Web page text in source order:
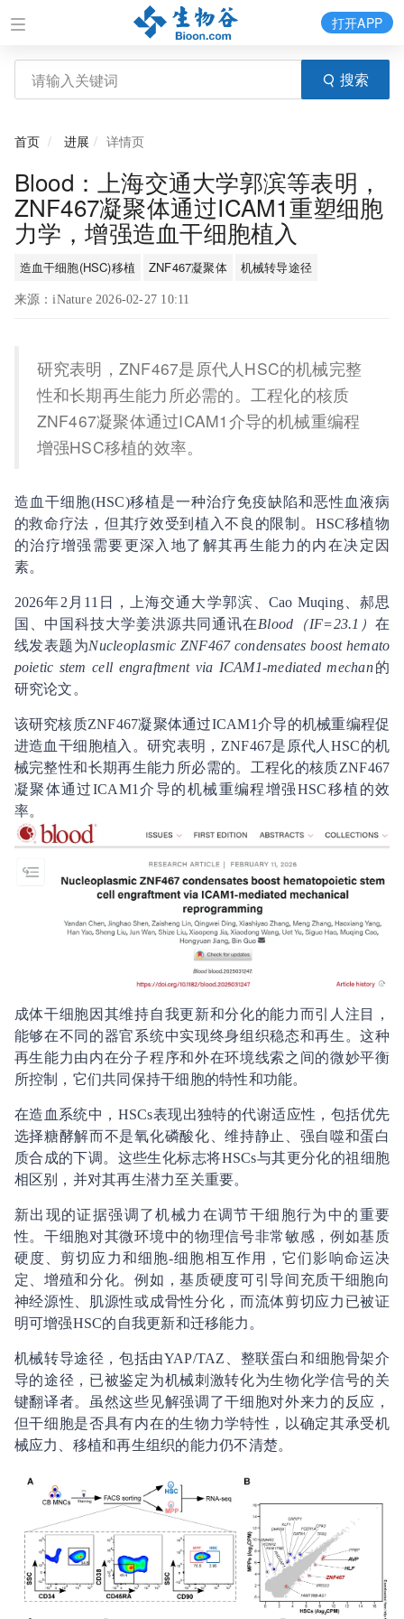
搜索
打开APP
首页 进展 详情页
Blood：上海交通大学郭滨等表明，
ZNF467凝聚体通过ICAM1重塑细胞
力学，增强造血干细胞植入
造血干细胞(HSC)移植 ZNF467凝聚体 机械转导途径
来源：iNature 2026-02-27 10:11
研究表明，ZNF467是原代人HSC的机械完整
性和长期再生能力所必需的。工程化的核质
ZNF467凝聚体通过ICAM1介导的机械重编程
增强HSC移植的效率。
造血干细胞(HSC)移植是一种治疗免疫缺陷和恶性血液病
的救命疗法，但其疗效受到植入不良的限制。HSC移植物
的治疗增强需要更深入地了解其再生能力的内在决定因
素。
2026年2月11日，上海交通大学郭滨、Cao Muqing、郝思
国、中国科技大学姜洪源共同通讯在Blood（IF=23.1）在
线发表题为Nucleoplasmic ZNF467 condensates boost hemato
poietic stem cell engraftment via ICAM1-mediated mechan的
研究论文。
该研究核质ZNF467凝聚体通过ICAM1介导的机械重编程促
进造血干细胞植入。研究表明，ZNF467是原代人HSC的机
械完整性和长期再生能力所必需的。工程化的核质ZNF467
凝聚体通过ICAM1介导的机械重编程增强HSC移植的效
率。
成体干细胞因其维持自我更新和分化的能力而引人注目，
能够在不同的器官系统中实现终身组织稳态和再生。这种
再生能力由内在分子程序和外在环境线索之间的微妙平衡
所控制，它们共同保持干细胞的特性和功能。
在造血系统中，HSCs表现出独特的代谢适应性，包括优先
选择糖酵解而不是氧化磷酸化、维持静止、强自噬和蛋白
质合成的下调。这些生化标志将HSCs与其更分化的祖细胞
相区别，并对其再生潜力至关重要。
新出现的证据强调了机械力在调节干细胞行为中的重要
性。干细胞对其微环境中的物理信号非常敏感，例如基质
硬度、剪切应力和细胞-细胞相互作用，它们影响命运决
定、增殖和分化。例如，基质硬度可引导间充质干细胞向
神经源性、肌源性或成骨性分化，而流体剪切应力已被证
明可增强HSC的自我更新和迁移能力。
机械转导途径，包括由YAP/TAZ、整联蛋白和细胞骨架介
导的途径，已被鉴定为机械刺激转化为生物化学信号的关
键翻译者。虽然这些见解强调了干细胞对外来力的反应，
但干细胞是否具有内在的生物力学特性，以确定其承受机
械应力、移植和再生组织的能力仍不清楚。